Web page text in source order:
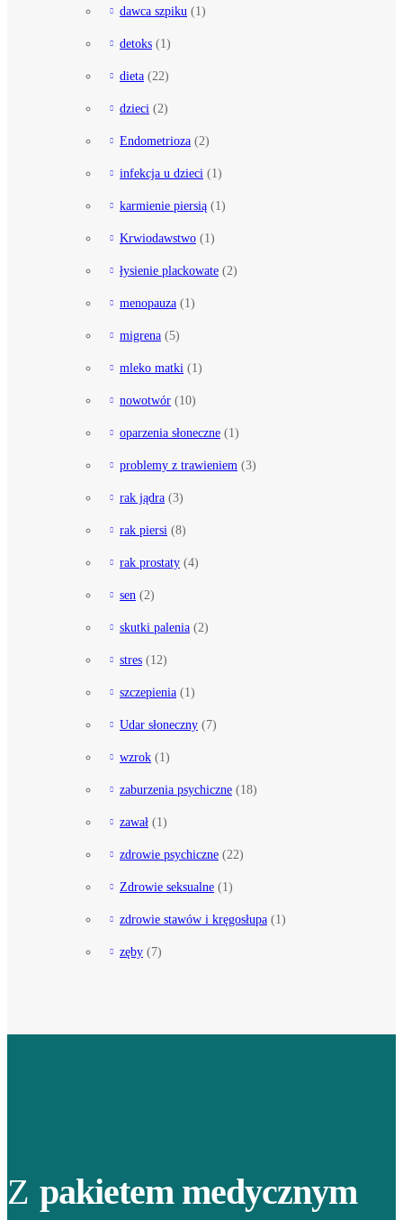
dawca szpiku (1)
detoks (1)
dieta (22)
dzieci (2)
Endometrioza (2)
infekcja u dzieci (1)
karmienie piersią (1)
Krwiodawstwo (1)
łysienie plackowate (2)
menopauza (1)
migrena (5)
mleko matki (1)
nowotwór (10)
oparzenia słoneczne (1)
problemy z trawieniem (3)
rak jądra (3)
rak piersi (8)
rak prostaty (4)
sen (2)
skutki palenia (2)
stres (12)
szczepienia (1)
Udar słoneczny (7)
wzrok (1)
zaburzenia psychiczne (18)
zawał (1)
zdrowie psychiczne (22)
Zdrowie seksualne (1)
zdrowie stawów i kręgosłupa (1)
zęby (7)
Z pakietem medycznym